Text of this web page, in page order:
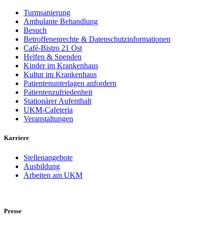
Turmsanierung
Ambulante Behandlung
Besuch
Betroffenenrechte & Datenschutzinformationen
Café-Bistro 21 Ost
Helfen & Spenden
Kinder im Krankenhaus
Kultur im Krankenhaus
Patientenunterlagen anfordern
Patientenzufriedenheit
Stationärer Aufenthalt
UKM-Cafeteria
Veranstaltungen
Karriere
Stellenangebote
Ausbildung
Arbeiten am UKM
Presse